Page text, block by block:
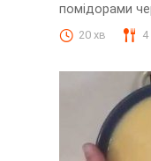
помідорами
20 хв 4